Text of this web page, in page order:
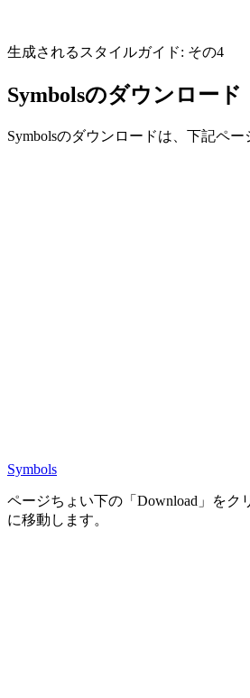
生成されるスタイルガイド: その4
Symbolsのダウンロード
Symbolsのダウンロードは、下記ペー
Symbols
ページちょい下の「Download」をク
に移動します。